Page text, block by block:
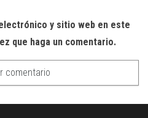
y sitio web en este
que haga un comentario.